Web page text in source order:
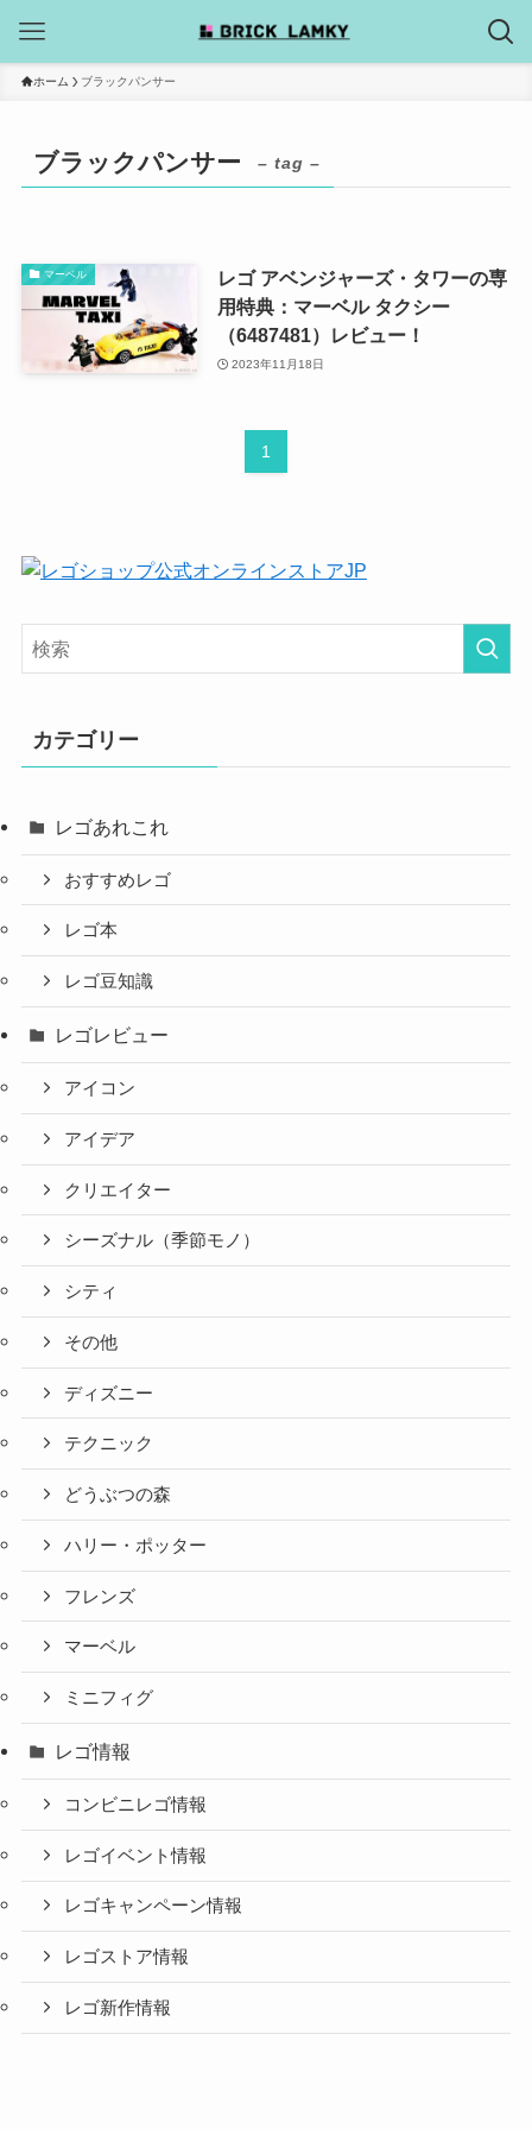
ホーム ブラックパンサー
ブラックパンサー – tag –
マーベル
レゴ アベンジャーズ・タワーの専
用特典：マーベル タクシー
（6487481）レビュー！
2023年11月18日
1
カテゴリー
レゴあれこれ
おすすめレゴ
レゴ本
レゴ豆知識
レゴレビュー
アイコン
アイデア
クリエイター
シーズナル（季節モノ）
シティ
その他
ディズニー
テクニック
どうぶつの森
ハリー・ポッター
フレンズ
マーベル
ミニフィグ
レゴ情報
コンビニレゴ情報
レゴイベント情報
レゴキャンペーン情報
レゴストア情報
レゴ新作情報